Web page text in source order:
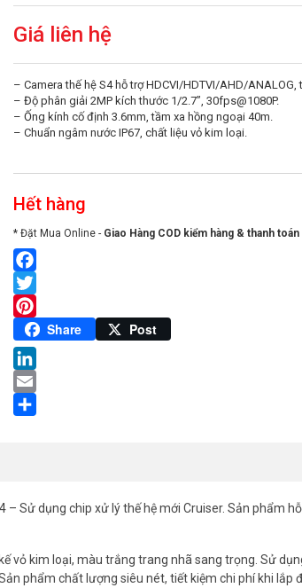
Giá liên hệ
– Camera thế hệ S4 hỗ trợ HDCVI/HDTVI/AHD/ANALOG,
– Độ phân giải 2MP kích thước 1/2.7”, 30fps@1080P.
– Ống kính cố định 3.6mm, tầm xa hồng ngoại 40m.
– Chuẩn ngâm nước IP67, chất liệu vỏ kim loại.
Hết hàng
* Đặt Mua Online - Giao Hàng COD kiểm hàng & thanh toán
Facebook
Twitter
Pinterest
Share Post
LinkedIn
Email
– Sử dụng chip xử lý thế hệ mới Cruiser. Sản phẩm
vỏ kim loại, màu trắng trang nhã sang trọng. Sử
phẩm chất lượng siêu nét, tiết kiệm chi phí khi lắp